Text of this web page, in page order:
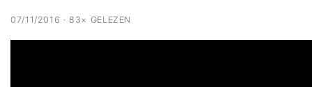
07/11/2016 · 83× GELEZEN